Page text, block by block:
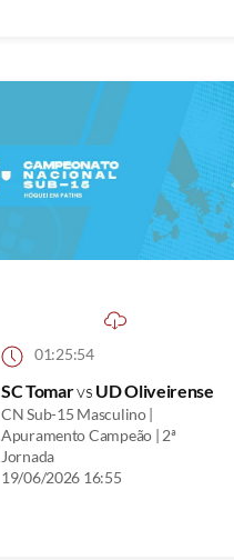
01:25:54
SC Tomarvs UD Oliveirense
CN Sub-15 Masculino |
Apuramento Campeão | 2ª
Jornada
19/06/2026 16:55